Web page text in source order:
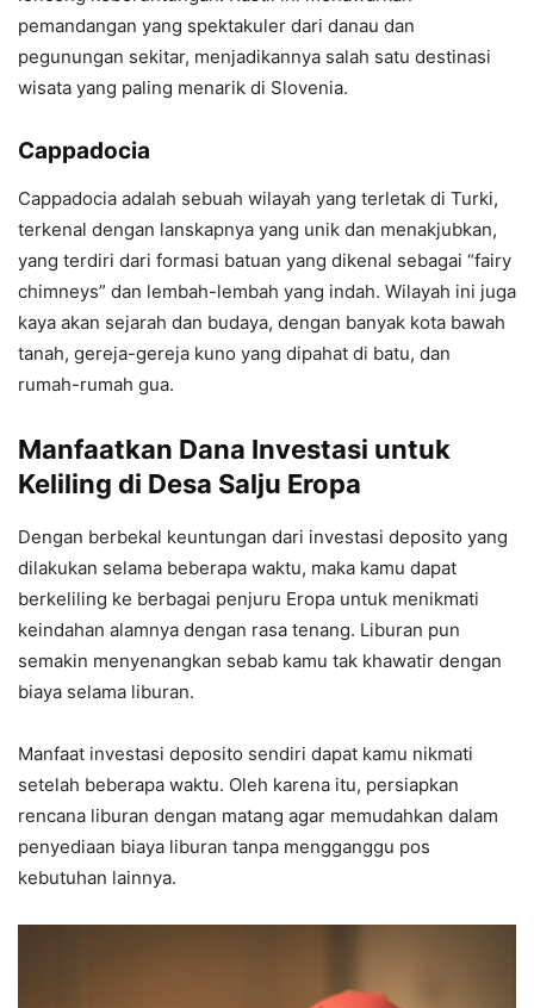
pemandangan yang spektakuler dari danau dan
pegunungan sekitar, menjadikannya salah satu destinasi
wisata yang paling menarik di Slovenia.
Cappadocia
Cappadocia adalah sebuah wilayah yang terletak di Turki,
terkenal dengan lanskapnya yang unik dan menakjubkan,
yang terdiri dari formasi batuan yang dikenal sebagai “fairy
chimneys” dan lembah-lembah yang indah. Wilayah ini juga
kaya akan sejarah dan budaya, dengan banyak kota bawah
tanah, gereja-gereja kuno yang dipahat di batu, dan
rumah-rumah gua.
Manfaatkan Dana Investasi untuk
Keliling di Desa Salju Eropa
Dengan berbekal keuntungan dari investasi deposito yang
dilakukan selama beberapa waktu, maka kamu dapat
berkeliling ke berbagai penjuru Eropa untuk menikmati
keindahan alamnya dengan rasa tenang. Liburan pun
semakin menyenangkan sebab kamu tak khawatir dengan
biaya selama liburan.
Manfaat investasi deposito sendiri dapat kamu nikmati
setelah beberapa waktu. Oleh karena itu, persiapkan
rencana liburan dengan matang agar memudahkan dalam
penyediaan biaya liburan tanpa mengganggu pos
kebutuhan lainnya.